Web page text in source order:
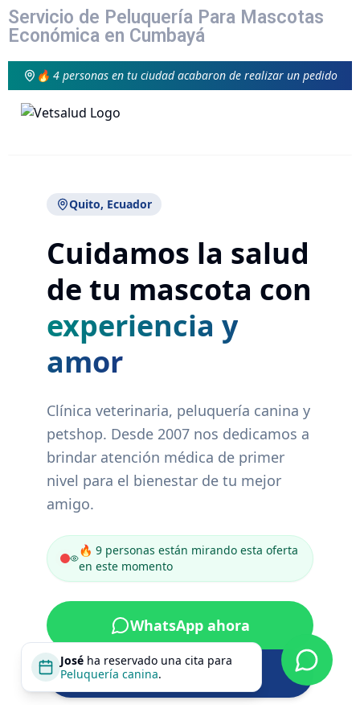
Servicio de Peluquería Para Mascotas
Económica en Cumbayá